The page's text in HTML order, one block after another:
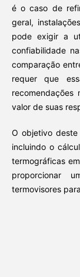
é o caso de
geral,
pode exigir a
confiabilidade
comparação
requer que
valor de suas
O objetivo
incluindo o
termográficas
proporcionar
termovisores